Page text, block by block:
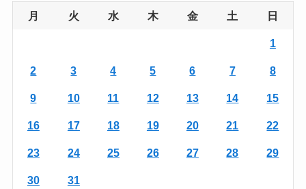
e
月 火 水 木 金 土 日
1
2 3 4 5 6 7 8
9 10 11 12 13 14 15
16 17 18 19 20 21 22
23 24 25 26 27 28 29
30 31